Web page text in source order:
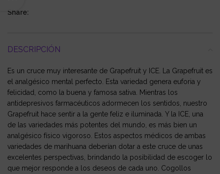
Share:
DESCRIPCIÓN
Es un cruce muy interesante de Grapefruit y ICE. La Grapefruit es
el analgésico mental perfecto. Esta variedad genera euforia y
felicidad, como la buena y famosa sativa. Mientras los
antidepresivos farmacéuticos adormecen los sentidos, nuestro
Grapefruit hace sentir a la gente feliz e iluminada. Y la ICE, una
de las variedades más potentes del mundo, es más bien un
analgésico físico vigoroso. Estos aspectos médicos de ambas
variedades de marihuana deberían dotar a este cruce de unas
excelentes perspectivas, brindando la posibilidad de escoger lo
que mejor responde a los deseos de cada uno. Cogollos